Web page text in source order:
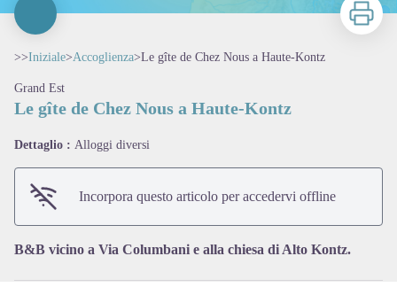
>>Iniziale>Accoglienza>Le gîte de Chez Nous a Haute-Kontz
Grand Est
Le gîte de Chez Nous a Haute-Kontz
Dettaglio : Alloggi diversi
Incorpora questo articolo per accedervi offline
B&B vicino a Via Columbani e alla chiesa di Alto Kontz.